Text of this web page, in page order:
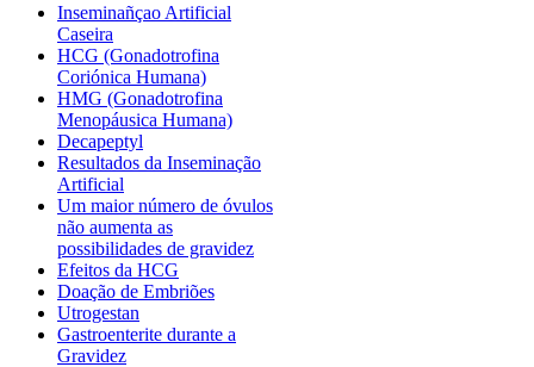
Inseminañçao Artificial
Caseira
HCG (Gonadotrofina
Coriónica Humana)
HMG (Gonadotrofina
Menopáusica Humana)
Decapeptyl
Resultados da Inseminação
Artificial
Um maior número de óvulos
não aumenta as
possibilidades de gravidez
Efeitos da HCG
Doação de Embriões
Utrogestan
Gastroenterite durante a
Gravidez